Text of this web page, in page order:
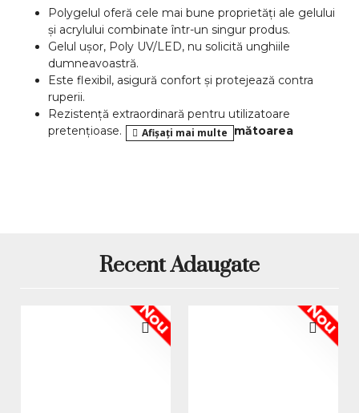
Polygelul oferă cele mai bune proprietăți ale gelului
și acrylului combinate într-un singur produs.
Gelul ușor, Poly UV/LED, nu solicită unghiile
dumneavoastră.
Este flexibil, asigură confort și protejează contra
ruperii.
Rezistență extraordinară pentru utilizatoare
pretențioase. Rezistă până la următoarea
CE ESTE POLYGEL? TOT CE ESTE MAI BUN DIN GEL
Gelul Poly UV/LED combină tot ce este mai bun din
sistemul cu gel și acryl. Specialiștii din domeniul unghiilor
au venit cu așa-zisa ”calea de mijloc dulce”, care le
Recent Adaugate
Nou Nou